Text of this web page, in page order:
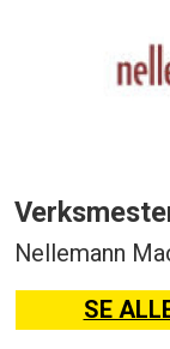
Nellemann
SE